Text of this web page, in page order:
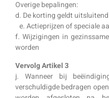
Overige bepalingen:
d. De korting geldt
e. Actieprijzen of speciale
f. Wijzigingen in
worden
Vervolg Artikel 3
j. Wanneer bij
verschuldigde bedragen